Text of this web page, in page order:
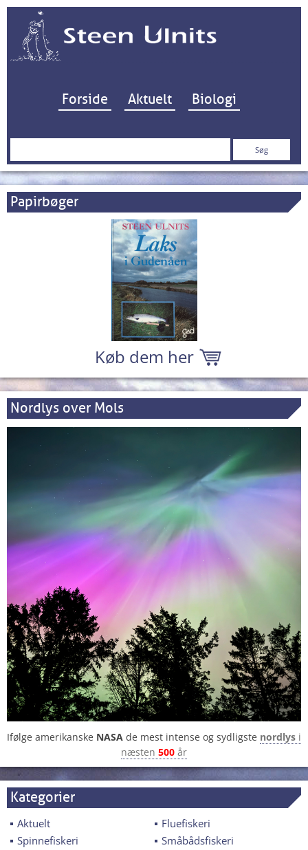
Hop til indhold
Forside Aktuelt Biologi
Søg
Papirbøger
Køb dem her
Nordlys over Mols
Ifølge amerikanske NASA de mest intense og sydligste nordlys i
næsten 500 år
Kategorier
Aktuelt
Fluefiskeri
Spinnefiskeri
Småbådsfiskeri